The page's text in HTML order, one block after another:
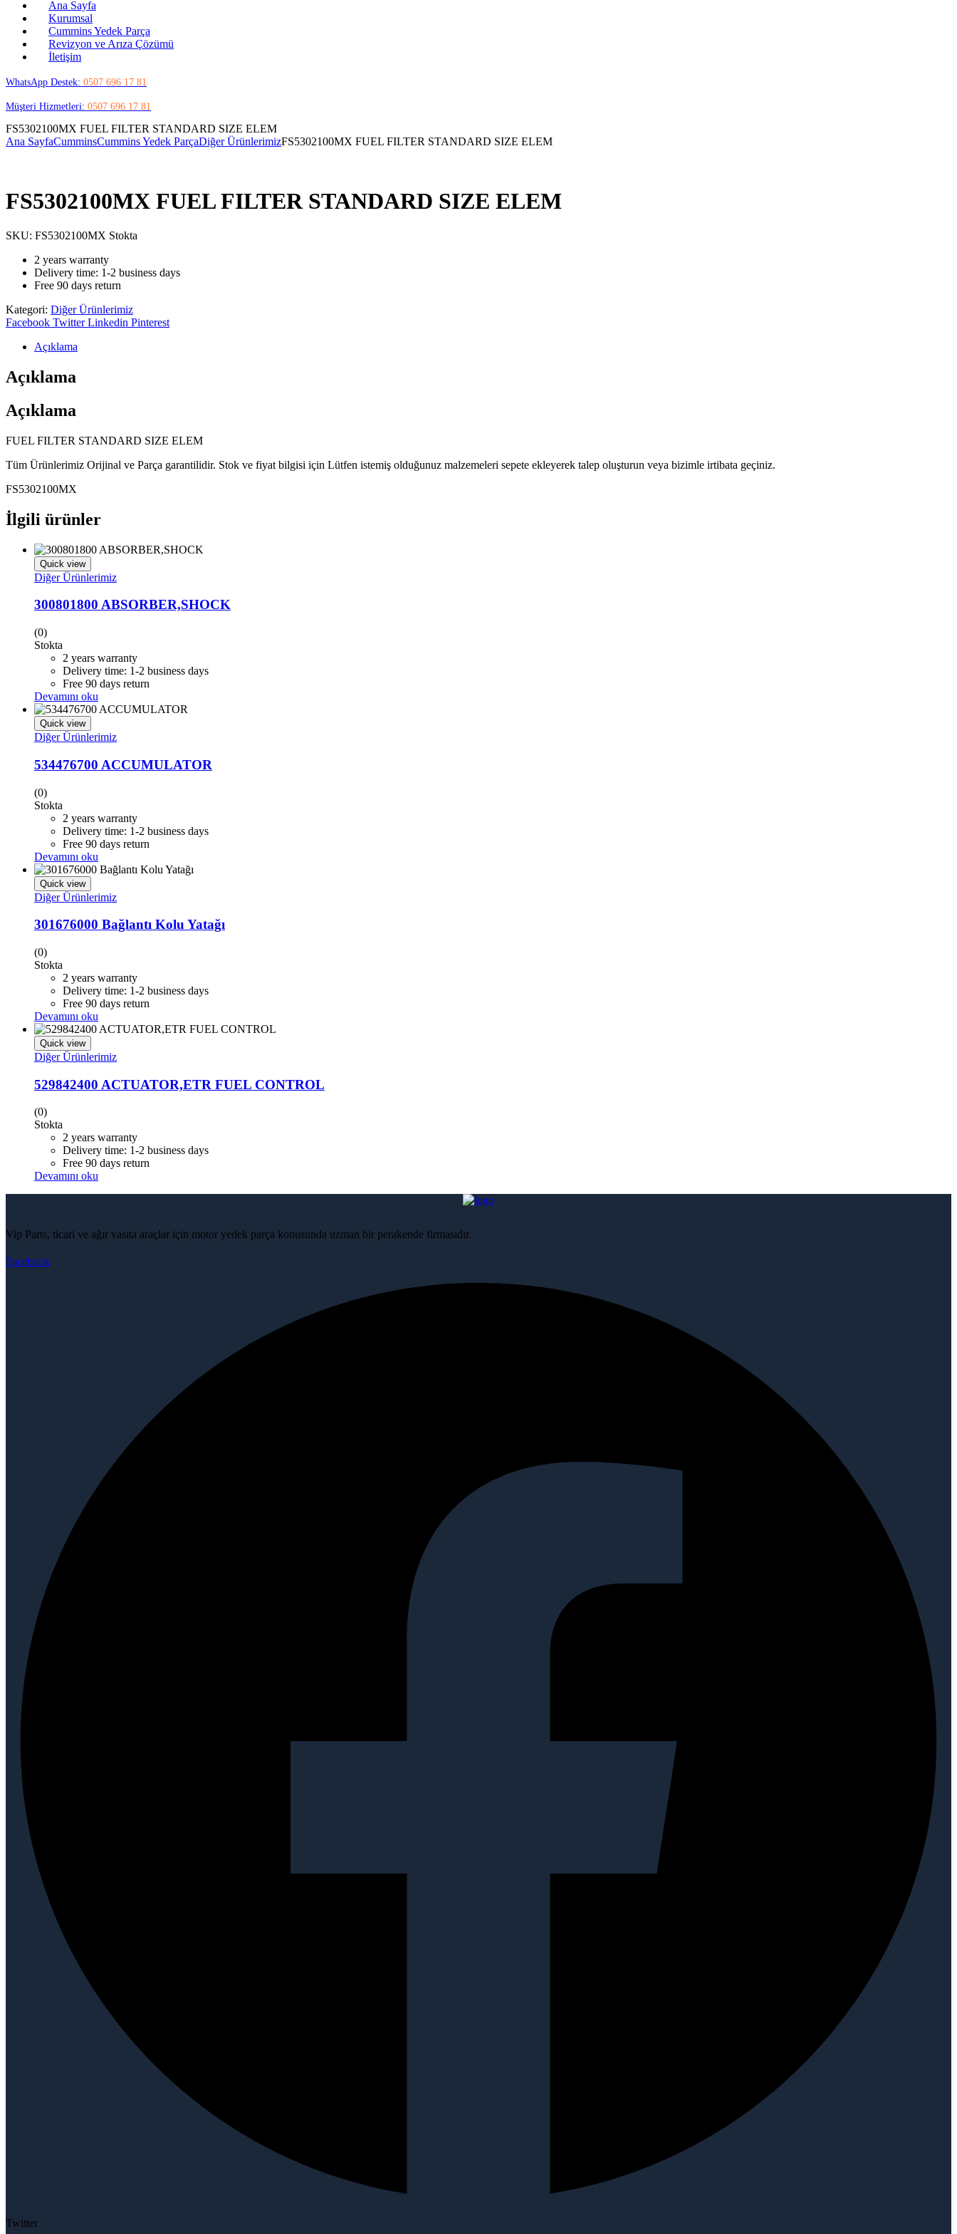
Ana Sayfa
Kurumsal
Cummins Yedek Parça
Revizyon ve Arıza Çözümü
İletişim
WhatsApp Destek: 0507 696 17 81
Müşteri Hizmetleri: 0507 696 17 81
FS5302100MX FUEL FILTER STANDARD SIZE ELEM
Ana SayfaCumminsCummins Yedek ParçaDiğer ÜrünlerimizFS5302100MX FUEL FILTER STANDARD SIZE ELEM
FS5302100MX FUEL FILTER STANDARD SIZE ELEM
SKU: FS5302100MX Stokta
2 years warranty
Delivery time: 1-2 business days
Free 90 days return
Kategori: Diğer Ürünlerimiz
Share:
Facebook Twitter Linkedin Pinterest
Açıklama
Açıklama
Açıklama
FUEL FILTER STANDARD SIZE ELEM
Tüm Ürünlerimiz Orijinal ve Parça garantilidir. Stok ve fiyat bilgisi için Lütfen istemiş olduğunuz malzemeleri sepete ekleyerek talep oluşturun veya bizimle irtibata geçiniz.
FS5302100MX
İlgili ürünler
Quick view
Diğer Ürünlerimiz
300801800 ABSORBER,SHOCK
(0)
Stokta
2 years warranty
Delivery time: 1-2 business days
Free 90 days return
Devamını oku
Quick view
Diğer Ürünlerimiz
534476700 ACCUMULATOR
(0)
Stokta
2 years warranty
Delivery time: 1-2 business days
Free 90 days return
Devamını oku
Quick view
Diğer Ürünlerimiz
301676000 Bağlantı Kolu Yatağı
(0)
Stokta
2 years warranty
Delivery time: 1-2 business days
Free 90 days return
Devamını oku
Quick view
Diğer Ürünlerimiz
529842400 ACTUATOR,ETR FUEL CONTROL
(0)
Stokta
2 years warranty
Delivery time: 1-2 business days
Free 90 days return
Devamını oku
Vip Parts, ticari ve ağır vasıta araçlar için motor yedek parça konusunda uzman bir perakende firmasıdır.
Facebook
Twitter